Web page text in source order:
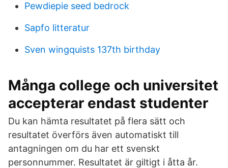
Pewdiepie seed bedrock
Sapfo litteratur
Sven wingquists 137th birthday
Många college och universitet
accepterar endast studenter
Du kan hämta resultatet på flera sätt och
resultatet överförs även automatiskt till
antagningen om du har ett svenskt
personnummer. Resultatet är giltigt i åtta år.